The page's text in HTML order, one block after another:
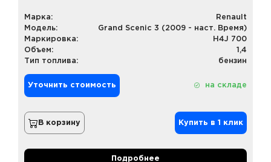
Марка:
Renault
Модель:
Grand Scenic 3 (2009 - наст. Время)
Маркировка:
H4J 700
Объем:
1,4
Тип топлива:
бензин
Уточнить стоимость на складе
В корзину Купить в 1 клик
Подробнее